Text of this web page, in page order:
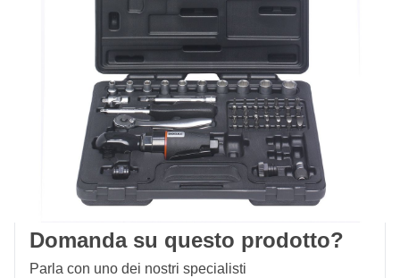
€
Aggiungi al Carrello
Ordina entro le 23:59,spedito oggi
Spedizione gratuitada 150,- €
100 giorni
per resi & cambi
Recensioni dei clienti:4,58/5(7.072 recensioni)
Domanda su questo prodotto?
Parla con uno dei nostri specialisti